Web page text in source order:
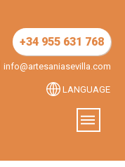
+34 955 631 768
info@artesaniasevilla.com
LANGUAGE